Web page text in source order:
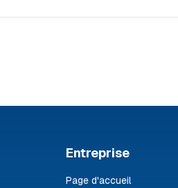
Entreprise
Page d'accueil